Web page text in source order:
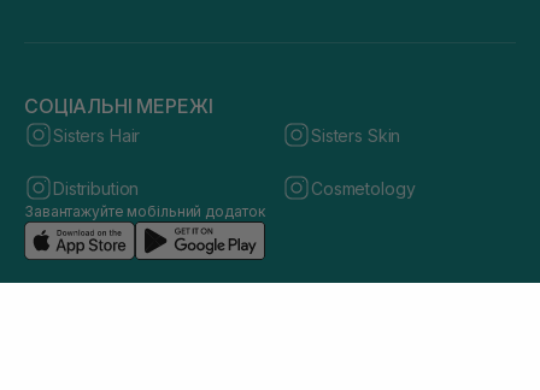
СОЦІАЛЬНІ МЕРЕЖІ
Sisters Hair Sisters Skin
Distribution Cosmetology
Завантажуйте мобільний додаток